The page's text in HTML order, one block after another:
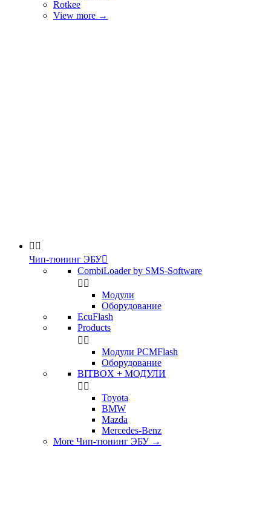
Rotkee
View more →
 
Чип-тюнинг ЭБУ
CombiLoader by SMS-Software
 
Модули
Оборудование
EcuFlash
Products
 
Модули PCMFlash
Оборудование
BITBOX + МОДУЛИ
 
Toyota
BMW
Mazda
Mercedes-Benz
More Чип-тюнинг ЭБУ →